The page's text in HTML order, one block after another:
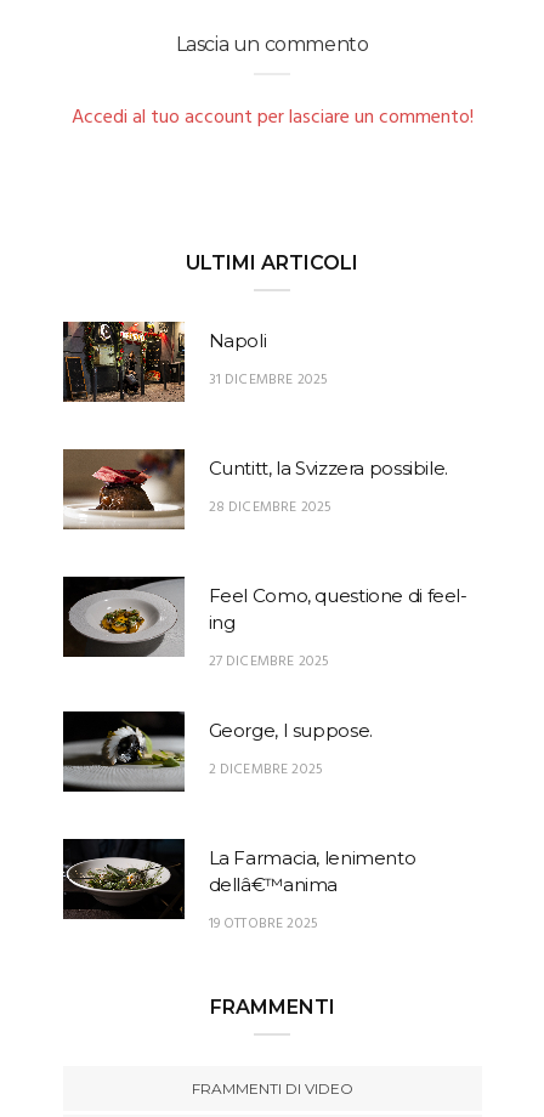
Lascia un commento
Accedi al tuo account per lasciare un commento!
ULTIMI ARTICOLI
Napoli
31 DICEMBRE 2025
Cuntitt, la Svizzera possibile.
28 DICEMBRE 2025
Feel Como, questione di feel-
ing
27 DICEMBRE 2025
George, I suppose.
2 DICEMBRE 2025
La Farmacia, lenimento
dellâ€™anima
19 OTTOBRE 2025
FRAMMENTI
FRAMMENTI DI VIDEO